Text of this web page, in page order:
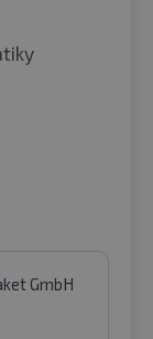
GmbH